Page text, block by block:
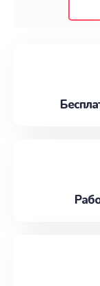
наилучшим